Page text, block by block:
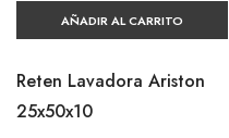
AÑADIR AL CARRITO
Reten Lavadora Ariston
25x50x10